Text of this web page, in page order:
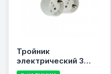
Тройник
электрический 3
розетки